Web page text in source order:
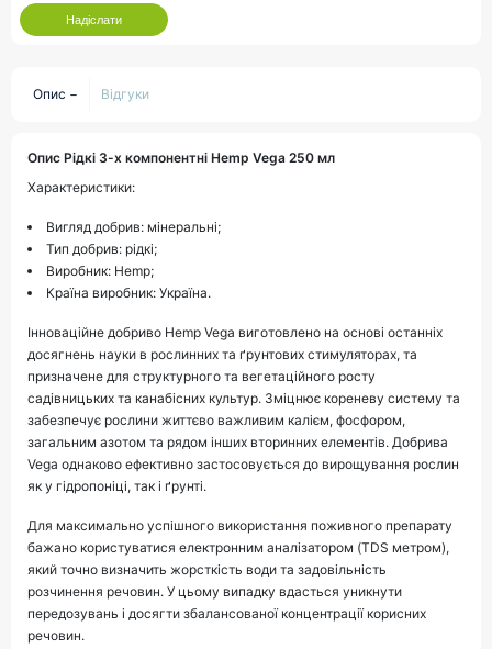
Надіслати
Опис Відгуки
Опис Рідкі 3-х компонентні Hemp Vega 250 мл
Характеристики:
Вигляд добрив: мінеральні;
Тип добрив: рідкі;
Виробник: Hemp;
Країна виробник: Україна.
Інноваційне добриво Hemp Vega виготовлено на основі останніх
досягнень науки в рослинних та ґрунтових стимуляторах, та
призначене для структурного та вегетаційного росту
садівницьких та канабісних культур. Зміцнює кореневу систему та
забезпечує рослини життєво важливим калієм, фосфором,
загальним азотом та рядом інших вторинних елементів. Добрива
Vega однаково ефективно застосовується до вирощування рослин
як у гідропоніці, так і ґрунті.
Для максимально успішного використання поживного препарату
бажано користуватися електронним аналізатором (TDS метром),
який точно визначить жорсткість води та задовільність
розчинення речовин. У цьому випадку вдасться уникнути
передозувань і досягти збалансованої концентрації корисних
речовин.